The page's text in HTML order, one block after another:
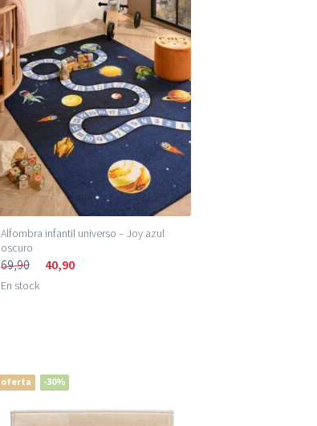
Alfombra infantil universo – Joy azul
oscuro
69,90 40,90
En stock
oferta -30%